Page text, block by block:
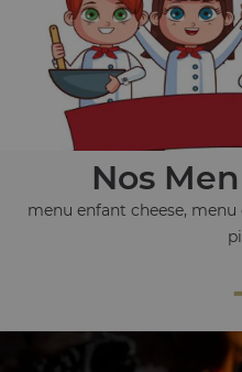
Nos
menu enfant cheese,